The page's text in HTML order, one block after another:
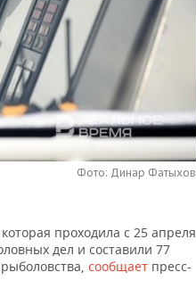
Фото: Динар Фатыхов
проходила с 25 апреля
дел и составили 77
сообщает пресс-